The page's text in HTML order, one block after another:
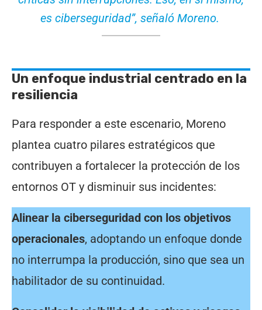
es ciberseguridad”, señaló Moreno.
Un enfoque industrial centrado en la
resiliencia
Para responder a este escenario, Moreno
plantea cuatro pilares estratégicos que
contribuyen a fortalecer la protección de los
entornos OT y disminuir sus incidentes:
Alinear la ciberseguridad con los objetivos
operacionales, adoptando un enfoque donde
no interrumpa la producción, sino que sea un
habilitador de su continuidad.